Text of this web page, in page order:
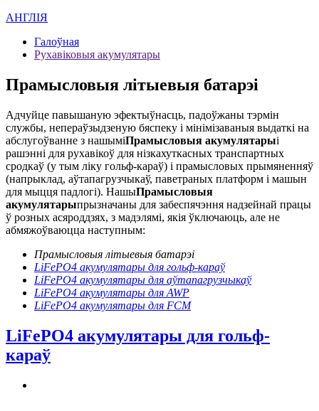
АНГЛІЯ
Галоўная
Рухавіковыя акумулятары
Прамысловыя літыевыя батарэі
Адчуйце павышаную эфектыўнасць, падоўжаны тэрмін
службы, непераўзыдзеную бяспеку і мінімізаваныя выдаткі на
абслугоўванне з нашыміПрамысловыя акумулятарыі
рашэнні для рухавікоў для нізкахуткасных транспартных
сродкаў (у тым ліку гольф-караў) і прамысловых прымяненняў
(напрыклад, аўтапагрузчыкаў, паветраных платформ і машын
для мыцця падлогі). НашыПрамысловыя
акумулятарыпрызначаны для забеспячэння надзейнай працы
ў розных асяроддзях, з мадэлямі, якія ўключаюць, але не
абмяжоўваюцца наступным:
Прамысловыя літыевыя батарэі
LiFePO4 акумулятары для гольф-караў
LiFePO4 акумулятары для аўтапагрузчыкаў
LiFePO4 акумулятары для AWP
LiFePO4 акумулятары для FCM
LiFePO4 акумулятары для гольф-
караў